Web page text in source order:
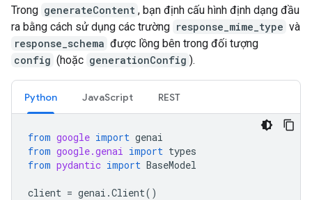
Trong generateContent , bạn định cấu hình định dạng đầu
ra bằng cách sử dụng các trường response_mime_type và
response_schema được lồng bên trong đối tượng
config (hoặc generationConfig ).
Python JavaScript REST
from google import genai
from google.genai import types
from pydantic import BaseModel
client = genai .Client()